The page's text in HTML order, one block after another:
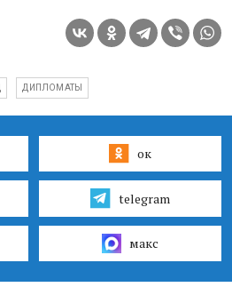
ДИПЛОМАТЫ
ок
telegram
макс